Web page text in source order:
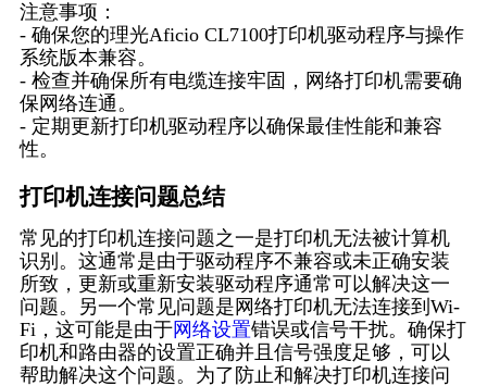
注意事项：
- 确保您的理光Aficio CL7100打印机驱动程序与操作
系统版本兼容。
- 检查并确保所有电缆连接牢固，网络打印机需要确
保网络连通。
- 定期更新打印机驱动程序以确保最佳性能和兼容
性。
打印机连接问题总结
常见的打印机连接问题之一是打印机无法被计算机
识别。这通常是由于驱动程序不兼容或未正确安装
所致，更新或重新安装驱动程序通常可以解决这一
问题。另一个常见问题是网络打印机无法连接到Wi-
Fi，这可能是由于网络设置错误或信号干扰。确保打
印机和路由器的设置正确并且信号强度足够，可以
帮助解决这个问题。为了防止和解决打印机连接问